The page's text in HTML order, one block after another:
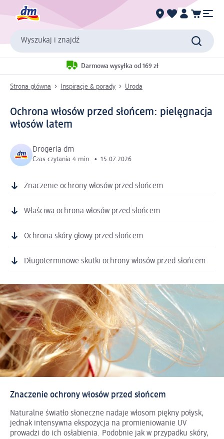
Wyszukaj i znajdź
Darmowa wysyłka od 169 zł
Strona główna Inspiracje & porady Uroda
Ochrona włosów przed słońcem: pielęgnacja
włosów latem
Drogeria dm
Czas czytania 4 min. • 15.07.2026
Znaczenie ochrony włosów przed słońcem
Właściwa ochrona włosów przed słońcem
Ochrona skóry głowy przed słońcem
Długoterminowe skutki ochrony włosów przed słońcem
Znaczenie ochrony włosów przed słońcem
Naturalne światło słoneczne nadaje włosom piękny połysk,
jednak intensywna ekspozycja na promieniowanie UV
prowadzi do ich osłabienia. Podobnie jak w przypadku skóry,